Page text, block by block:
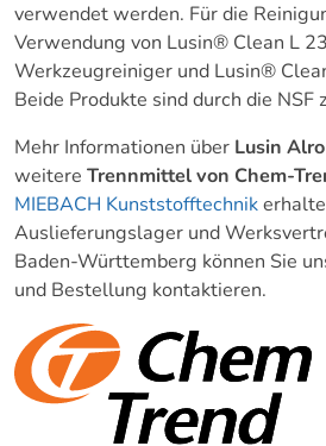
verwendet werden. Für die
Verwendung von Lusin® Clean L
Werkzeugreiniger und Lusin®
Beide Produkte sind durch die NSF
Mehr Informationen über Lusin
weitere Trennmittel von Chem-
MIEBACH Kunststofftechnik
Auslieferungslager und
Baden-Württemberg können Sie
und Bestellung kontaktieren.